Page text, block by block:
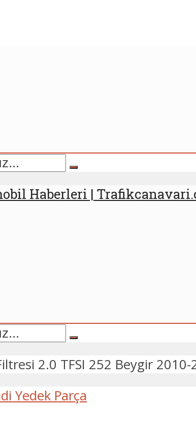
2.0 TFSI 252 Beygir
Yedek Parça